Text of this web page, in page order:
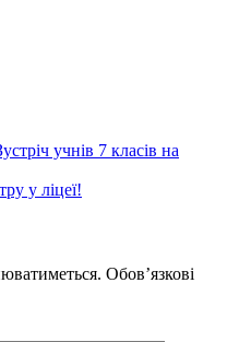
учнів 7 класів на
у ліцеї!
Обов’язкові